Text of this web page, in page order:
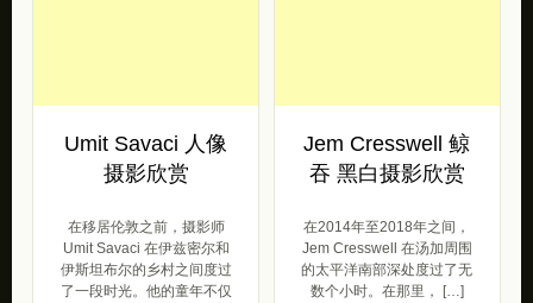
Umit Savaci 人像
摄影欣赏
在移居伦敦之前，摄影师
Umit Savaci 在伊兹密尔和
伊斯坦布尔的乡村之间度过
了一段时光。他的童年不仅
Jem Cresswell 鲸
吞 黑白摄影欣赏
在2014年至2018年之间，
Jem Cresswell 在汤加周围
的太平洋南部深处度过了无
数个小时。在那里， […]